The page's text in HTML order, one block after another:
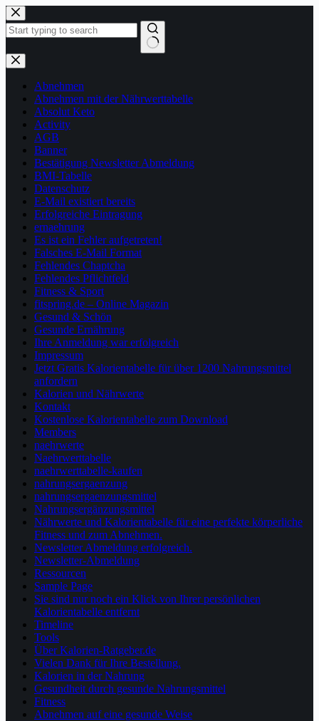
Zum
Inhalt
springen
Keine
Ergebnisse
Abnehmen
Abnehmen mit der Nährwerttabelle
Absolut Keto
Activity
AGB
Banner
Bestätigung Newsletter Abmeldung
BMI-Tabelle
Datenschutz
E-Mail existiert bereits
Erfolgreiche Eintragung
ernaehrung
Es ist ein Fehler aufgetreten!
Falsches E-Mail Format
Fehlendes Chaptcha
Fehlendes Pflichtfeld
Fitness & Sport
fitspring.de – Online Magazin
Gesund & Schön
Gesunde Ernährung
Ihre Anmeldung war erfolgreich
Impressum
Jetzt Gratis Kalorientabelle für über 1200 Nahrungsmittel
anfordern
Kalorien und Nährwerte
Kontakt
Kostenlose Kalorientabelle zum Download
Members
naehrwerte
Naehrwerttabelle
naehrwerttabelle-kaufen
nahrungsergaenzung
nahrungsergaenzungsmittel
Nahrungsergänzungsmittel
Nährwerte und Kalorientabelle für eine perfekte körperliche
Fitness und zum Abnehmen.
Newsletter Abmeldung erfolgreich.
Newsletter-Abmeldung
Ressourcen
Sample Page
Sie sind nur noch ein Klick von Ihrer persönlichen
Kalorientabelle entfernt
Timeline
Tools
Über Kalorien-Ratgeber.de
Vielen Dank für Ihre Bestellung.
Kalorien in der Nahrung
Gesundheit durch gesunde Nahrungsmittel
Fitness
Abnehmen auf eine gesunde Weise